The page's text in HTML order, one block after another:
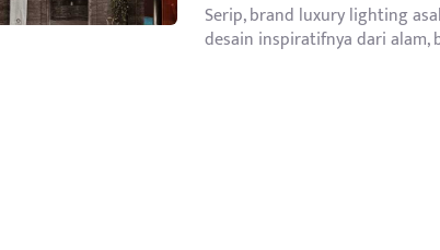
Serip, brand luxury lighting
desain inspiratifnya dari alam,